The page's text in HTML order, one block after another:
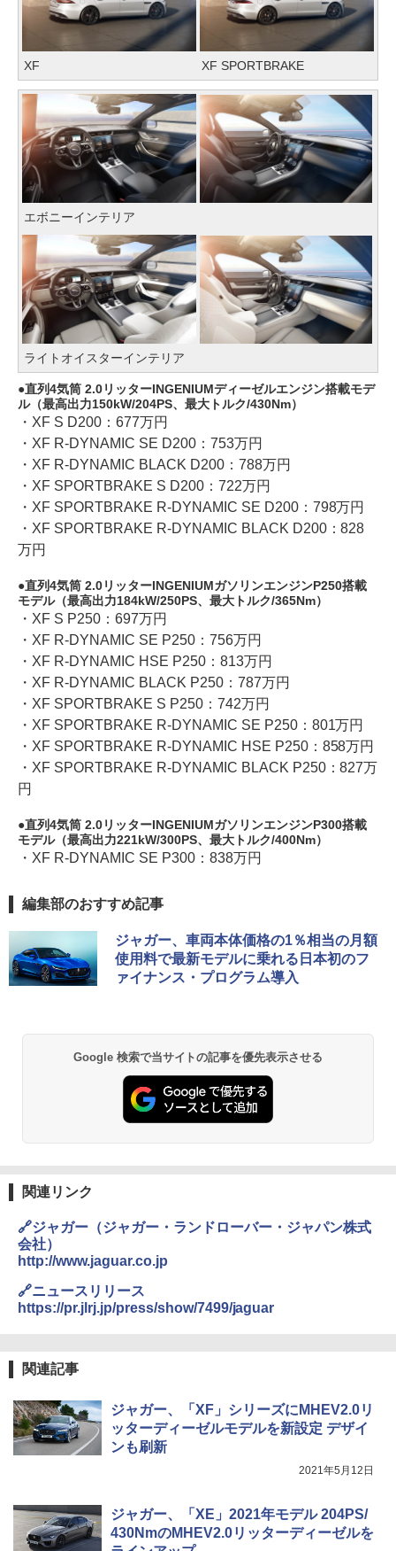
XF XF SPORTBRAKE
エボニーインテリア
ライトオイスターインテリア
直列4気筒 2.0リッターINGENIUMディーゼルエンジン搭載モデ
ル（最高出力150kW/204PS、最大トルク/430Nm）
・XF S D200：677万円
・XF R-DYNAMIC SE D200：753万円
・XF R-DYNAMIC BLACK D200：788万円
・XF SPORTBRAKE S D200：722万円
・XF SPORTBRAKE R-DYNAMIC SE D200：798万円
・XF SPORTBRAKE R-DYNAMIC BLACK D200：828
万円
直列4気筒 2.0リッターINGENIUMガソリンエンジンP250搭載
モデル（最高出力184kW/250PS、最大トルク/365Nm）
・XF S P250：697万円
・XF R-DYNAMIC SE P250：756万円
・XF R-DYNAMIC HSE P250：813万円
・XF R-DYNAMIC BLACK P250：787万円
・XF SPORTBRAKE S P250：742万円
・XF SPORTBRAKE R-DYNAMIC SE P250：801万円
・XF SPORTBRAKE R-DYNAMIC HSE P250：858万円
・XF SPORTBRAKE R-DYNAMIC BLACK P250：827万
円
直列4気筒 2.0リッターINGENIUMガソリンエンジンP300搭載
モデル（最高出力221kW/300PS、最大トルク/400Nm）
・XF R-DYNAMIC SE P300：838万円
編集部のおすすめ記事
ジャガー、車両本体価格の1％相当の月額
使用料で最新モデルに乗れる日本初のフ
ァイナンス・プログラム導入
Google 検索で当サイトの記事を優先表示させる
関連リンク
🔗ジャガー（ジャガー・ランドローバー・ジャパン株式
会社）
http://www.jaguar.co.jp
🔗ニュースリリース
https://pr.jlrj.jp/press/show/7499/jaguar
関連記事
ジャガー、「XF」シリーズにMHEV2.0リ
ッターディーゼルモデルを新設定 デザイ
ンも刷新
2021年5月12日
ジャガー、「XE」2021年モデル 204PS/
430NmのMHEV2.0リッターディーゼルを